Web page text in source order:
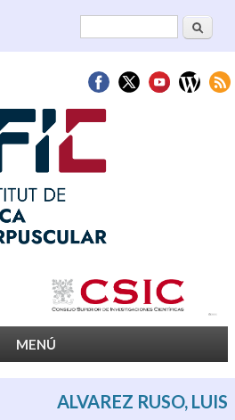
Formulario deBuscar
MENÚ
ALVAREZ RUSO, LUIS